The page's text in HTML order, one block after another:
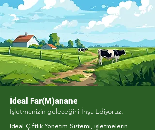
İdeal Far(M)anane
İşletmenizin geleceğini İnşa Ediyoruz.
İdeal Çiftlik Yönetim Sistemi, işletmelerin